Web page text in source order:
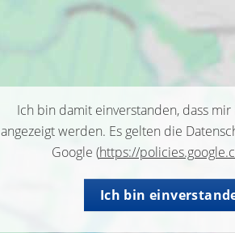
Ich bin damit einverstanden, dass mir
angezeigt werden. Es gelten die
Google (https://
Ich bin